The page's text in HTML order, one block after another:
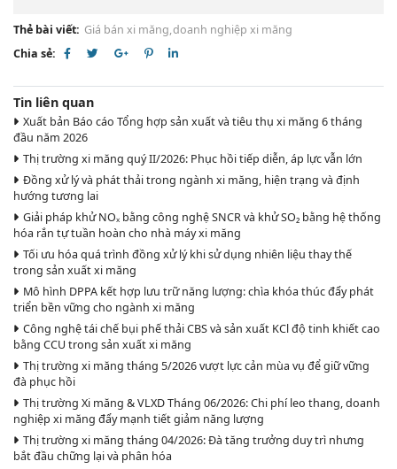
Thẻ bài viết: Giá bán xi măng,doanh nghiệp xi măng
Chia sẻ:
Tin liên quan
Xuất bản Báo cáo Tổng hợp sản xuất và tiêu thụ xi măng 6 tháng
đầu năm 2026
Thị trường xi măng quý II/2026: Phục hồi tiếp diễn, áp lực vẫn lớn
Đồng xử lý và phát thải trong ngành xi măng, hiện trạng và định
hướng tương lai
Giải pháp khử NOₓ bằng công nghệ SNCR và khử SO₂ bằng hệ thống
hóa rắn tự tuần hoàn cho nhà máy xi măng
Tối ưu hóa quá trình đồng xử lý khi sử dụng nhiên liệu thay thế
trong sản xuất xi măng
Mô hình DPPA kết hợp lưu trữ năng lượng: chìa khóa thúc đẩy phát
triển bền vững cho ngành xi măng
Công nghệ tái chế bụi phế thải CBS và sản xuất KCl độ tinh khiết cao
bằng CCU trong sản xuất xi măng
Thị trường xi măng tháng 5/2026 vượt lực cản mùa vụ để giữ vững
đà phục hồi
Thị trường Xi măng & VLXD Tháng 06/2026: Chi phí leo thang, doanh
nghiệp xi măng đẩy mạnh tiết giảm năng lượng
Thị trường xi măng tháng 04/2026: Đà tăng trưởng duy trì nhưng
bắt đầu chững lại và phân hóa